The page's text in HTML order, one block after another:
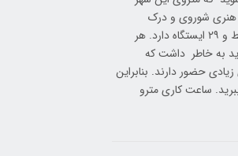
هنری شوروی و درک
مدرنیته هنرمندان ازبک است. این مترو در سال ۱۹۷۷ تأسیس شده و سه خط و ۲۹ ایستگاه دارد. هر
به خاطر داشت که
حضور دارند. بنابراین
ساعت کاری مترو